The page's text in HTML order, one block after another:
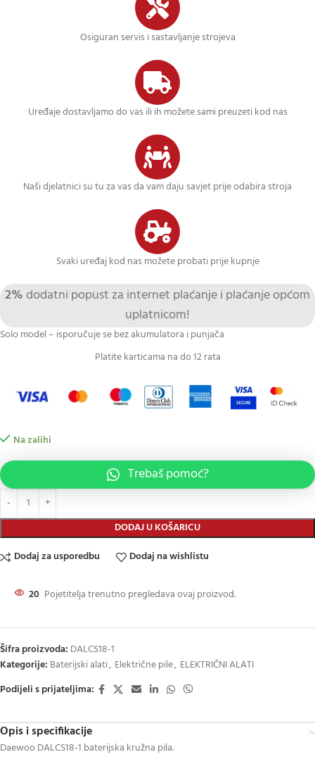
Osiguran servis i sastavljanje strojeva
Uređaje dostavljamo do vas ili ih možete sami preuzeti kod nas
Naši djelatnici su tu za vas da vam daju savjet prije odabira stroja
Svaki uređaj kod nas možete probati prije kupnje
2% dodatni popust za internet plaćanje i plaćanje općom
uplatnicom!
Solo model – isporučuje se bez akumulatora i punjača
Platite karticama na do 12 rata
Na zalihi
DODAJ U KOŠARICU
Trebaš pomoć?
Dodaj za usporedbu Dodaj na wishlistu
20 Pojetitelja trenutno pregledava ovaj proizvod.
Šifra proizvoda: DALCS18-1
Kategorije: Baterijski alati, Električne pile, ELEKTRIČNI ALATI
Podijeli s prijateljima:
Opis i specifikacije
Daewoo DALCS18-1 baterijska kružna pila.